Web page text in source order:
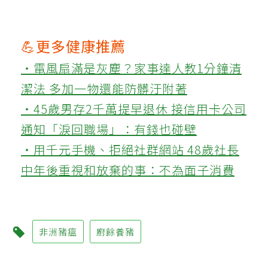
💪更多健康推薦
‧電風扇滿是灰塵？家事達人教1分鐘清
潔法 多加一物還能防髒汙附著
‧45歲男存2千萬提早退休 接信用卡公司
通知「淚回職場」：有錢也碰壁
‧用千元手機、拒絕社群網站 48歲社長
中年後重視和放棄的事：不為面子消費
非洲豬瘟 廚餘養豬